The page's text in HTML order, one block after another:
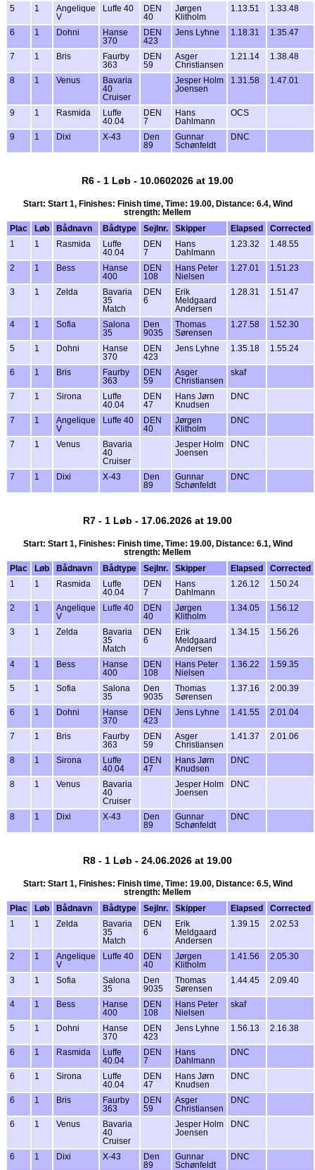
5 1
Angelique
V
Luffe 40
DEN
40
Jørgen
Klitholm
1.13.51 1.33.48
6 1 Dohni
Hanse
370
DEN
423
Jens Lyhne 1.18.31 1.35.47
7 1 Bris
Faurby
363
DEN
59
Asger
Christiansen
1.21.14 1.38.48
8 1 Venus
Bavaria
40
Cruiser
Jesper Holm
Joensen
1.31.58 1.47.01
9 1 Rasmida
Luffe
40.04
DEN
7
Hans
Dahlmann
OCS
9 1 Dixi X-43
Den
89
Gunnar
Schønfeldt
DNC
R6 - 1 Løb - 10.0602026 at 19.00
Start: Start 1, Finishes: Finish time, Time: 19.00, Distance: 6.4, Wind
strength: Mellem
Plac
Løb Bådnavn Bådtype Sejlnr. Skipper Elapsed
Corrected
1
1 Rasmida
Luffe
40.04
DEN
7
Hans
Dahlmann
1.23.32 1.48.55
2 1 Bess
Hanse
400
DEN
108
Hans Peter
Nielsen
1.27.01 1.51.23
3 1 Zelda
Bavaria
35
Match
DEN
6
Erik
Meldgaard
Andersen
1.28.31 1.51.47
4 1 Sofia
Salona
35
Den
9035
Thomas
Sørensen
1.27.58 1.52.30
5 1 Dohni
Hanse
370
DEN
423
Jens Lyhne 1.35.18 1.55.24
6 1 Bris
Faurby
363
DEN
59
Asger
Christiansen
skaf
7 1 Sirona
Luffe
40.04
DEN
47
Hans Jørn
Knudsen
DNC
7 1
Angelique
V
Luffe 40
DEN
40
Jørgen
Klitholm
DNC
7 1 Venus
Bavaria
40
Cruiser
Jesper Holm
Joensen
DNC
7 1 Dixi X-43
Den
89
Gunnar
Schønfeldt
DNC
R7 - 1 Løb - 17.06.2026 at 19.00
Start: Start 1, Finishes: Finish time, Time: 19.00, Distance: 6.1, Wind
strength: Mellem
Plac
Løb Bådnavn Bådtype Sejlnr. Skipper Elapsed
Corrected
1
1 Rasmida
Luffe
40.04
DEN
7
Hans
Dahlmann
1.26.12 1.50.24
2 1
Angelique
V
Luffe 40
DEN
40
Jørgen
Klitholm
1.34.05 1.56.12
3 1 Zelda
Bavaria
35
Match
DEN
6
Erik
Meldgaard
Andersen
1.34.15 1.56.26
4 1 Bess
Hanse
400
DEN
108
Hans Peter
Nielsen
1.36.22 1.59.35
5 1 Sofia
Salona
35
Den
9035
Thomas
Sørensen
1.37.16 2.00.39
6 1 Dohni
Hanse
370
DEN
423
Jens Lyhne 1.41.55 2.01.04
7 1 Bris
Faurby
363
DEN
59
Asger
Christiansen
1.41.37 2.01.06
8 1 Sirona
Luffe
40.04
DEN
47
Hans Jørn
Knudsen
DNC
8 1 Venus
Bavaria
40
Cruiser
Jesper Holm
Joensen
DNC
8 1 Dixi X-43
Den
89
Gunnar
Schønfeldt
DNC
R8 - 1 Løb - 24.06.2026 at 19.00
Start: Start 1, Finishes: Finish time, Time: 19.00, Distance: 6.5, Wind
strength: Mellem
Plac
Løb Bådnavn Bådtype Sejlnr. Skipper Elapsed
Corrected
1
1 Zelda
Bavaria
35
Match
DEN
6
Erik
Meldgaard
Andersen
1.39.15 2.02.53
2 1
Angelique
V
Luffe 40
DEN
40
Jørgen
Klitholm
1.41.56 2.05.30
3 1 Sofia
Salona
35
Den
9035
Thomas
Sørensen
1.44.45 2.09.40
4 1 Bess
Hanse
400
DEN
108
Hans Peter
Nielsen
skaf
5 1 Dohni
Hanse
370
DEN
423
Jens Lyhne 1.56.13 2.16.38
6 1 Rasmida
Luffe
40.04
DEN
7
Hans
Dahlmann
DNC
6 1 Sirona
Luffe
40.04
DEN
47
Hans Jørn
Knudsen
DNC
6 1 Bris
Faurby
363
DEN
59
Asger
Christiansen
DNC
6 1 Venus
Bavaria
40
Cruiser
Jesper Holm
Joensen
DNC
6 1 Dixi X-43
Den
89
Gunnar
Schønfeldt
DNC